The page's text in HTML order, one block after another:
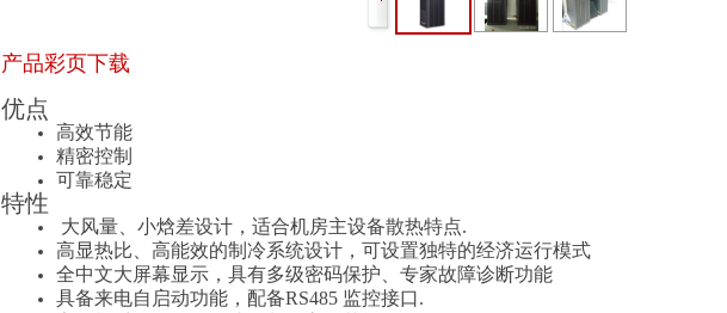
产品彩页下载
优点
高效节能
精密控制
可靠稳定
特性
大风量、小焓差设计，适合机房主设备散热特点.
高显热比、高能效的制冷系统设计，可设置独特的经济运行模式
全中文大屏幕显示，具有多级密码保护、专家故障诊断功能
具备来电自启动功能，配备RS485 监控接口.